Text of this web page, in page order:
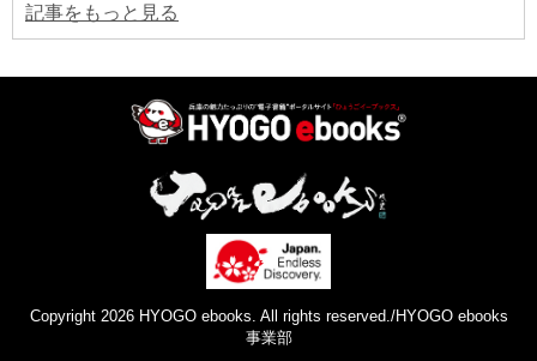
記事をもっと見る
Copyright 2026 HYOGO ebooks. All rights reserved./HYOGO ebooks
事業部